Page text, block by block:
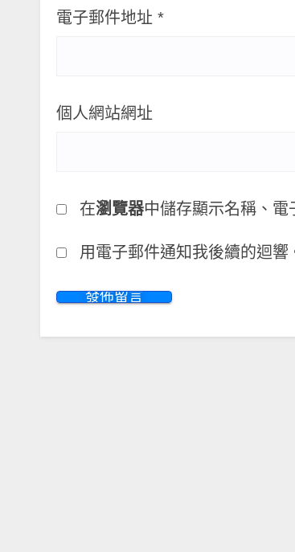
電子郵件地址 *
個人網站網址
在瀏覽器中儲存顯示名稱、電
用電子郵件通知我後續的迴響